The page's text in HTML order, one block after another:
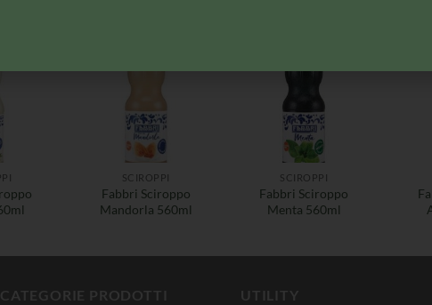
SCIROPPI
Fabbri Sciroppo
Mandorla 560ml
SCIROPPI
Fabbri Sciroppo
Menta 560ml
CATEGORIE PRODOTTI UTILITY